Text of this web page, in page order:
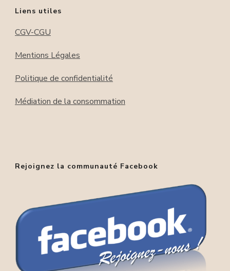
Liens utiles
CGV-CGU
Mentions Légales
Politique de confidentialité
Médiation de la consommation
Rejoignez la communauté Facebook